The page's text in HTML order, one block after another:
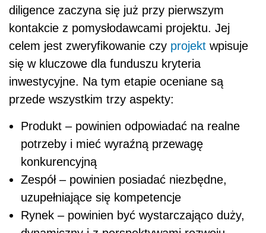
diligence zaczyna się już przy pierwszym
kontakcie z pomysłodawcami projektu. Jej
celem jest zweryfikowanie czy projekt wpisuje
się w kluczowe dla funduszu kryteria
inwestycyjne. Na tym etapie oceniane są
przede wszystkim trzy aspekty:
Produkt – powinien odpowiadać na realne
potrzeby i mieć wyraźną przewagę
konkurencyjną
Zespół – powinien posiadać niezbędne,
uzupełniające się kompetencje
Rynek – powinien być wystarczająco duży,